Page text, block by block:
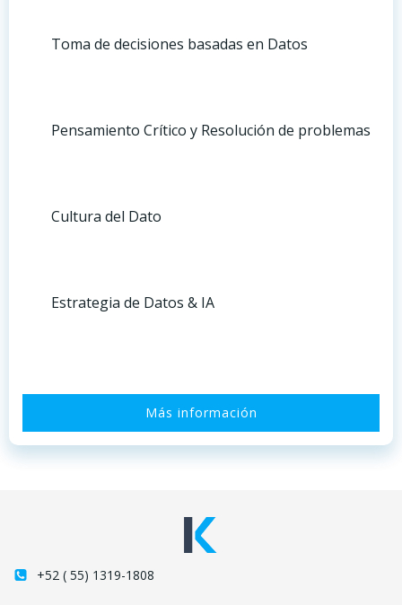
Toma de decisiones basadas en Datos
Pensamiento Crítico y Resolución de problemas
Cultura del Dato
Estrategia de Datos & IA
Más información
+52 ( 55) 1319-1808